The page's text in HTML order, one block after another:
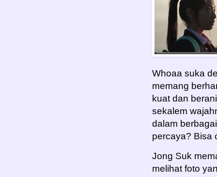
Whoaa suka
memang
kuat dan
sekalem
dalam
percaya? Bisa
Jong Suk
melihat foto